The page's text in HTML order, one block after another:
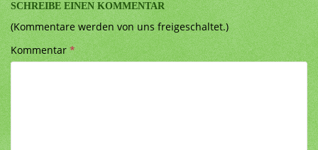
SCHREIBE EINEN KOMMENTAR
(Kommentare werden von uns freigeschaltet.)
Kommentar*